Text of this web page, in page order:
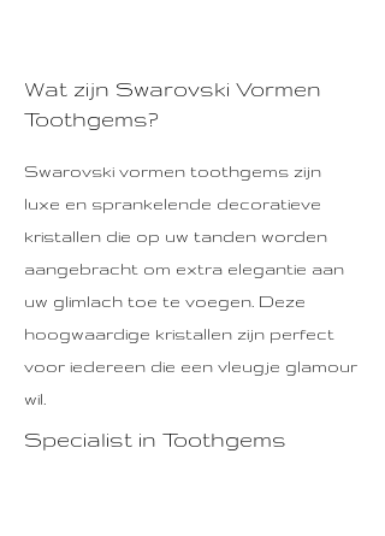
Wat zijn Swarovski Vormen
Toothgems?
Swarovski vormen toothgems zijn
luxe en sprankelende decoratieve
kristallen die op uw tanden worden
aangebracht om extra elegantie aan
uw glimlach toe te voegen. Deze
hoogwaardige kristallen zijn perfect
voor iedereen die een vleugje glamour
wil.
Specialist in Toothgems